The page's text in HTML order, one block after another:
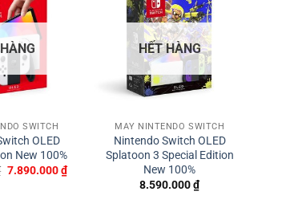
năm 2021. Máy có thể biến hình thành
chơi trên tv màn hình lớn. Chính vì điểm
chục triệu máy ra thị trường. Không
nền OLED cho khả năng hiển thị đẹp
vậy mà những tựa game mà anh em
SWITCH
OLED
New 100%
Giá
7.890.000₫Giá
hiện
HẾT HÀNG
MÁY NINTENDO SWITCH
Nintendo Switch OLED
Splatoon 3 Special Edition
New 100%
8.590.000₫